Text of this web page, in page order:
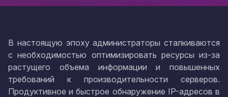
В настоящую эпоху администраторы сталкиваются
с необходимостью оптимизировать ресурсы из-за
растущего объема информации и повышенных
требований к производительности серверов.
Продуктивное и быстрое обнаружение IP-адресов в